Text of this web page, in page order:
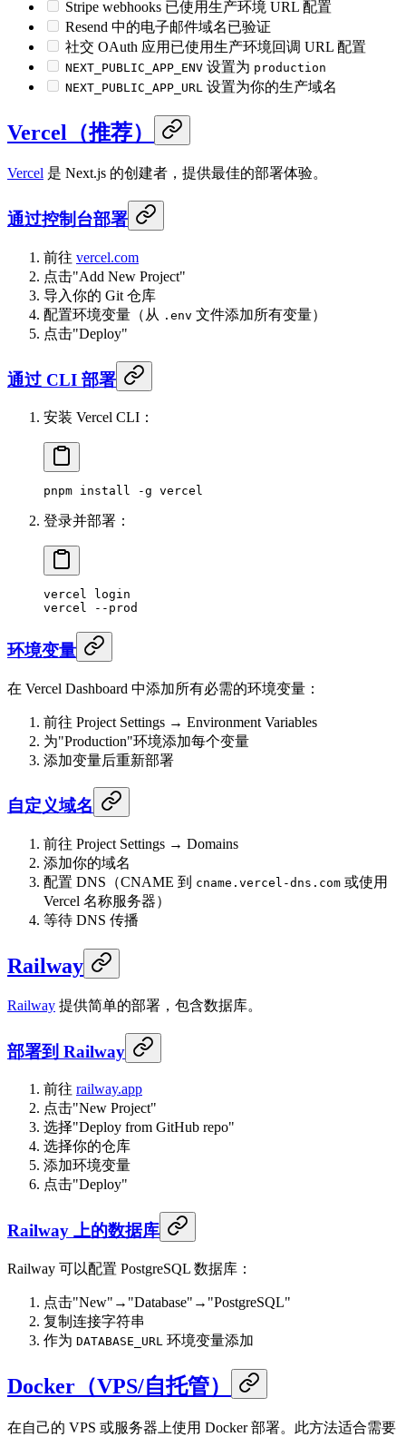
Stripe webhooks 已使用生产环境 URL 配置
Resend 中的电子邮件域名已验证
社交 OAuth 应用已使用生产环境回调 URL 配置
NEXT_PUBLIC_APP_ENV 设置为 production
NEXT_PUBLIC_APP_URL 设置为你的生产域名
Vercel（推荐）
Vercel 是 Next.js 的创建者，提供最佳的部署体验。
通过控制台部署
前往 vercel.com
点击"Add New Project"
导入你的 Git 仓库
配置环境变量（从 .env 文件添加所有变量）
点击"Deploy"
通过 CLI 部署
安装 Vercel CLI：
pnpm install -g vercel
登录并部署：
vercel login
vercel --prod
环境变量
在 Vercel Dashboard 中添加所有必需的环境变量：
前往 Project Settings → Environment Variables
为"Production"环境添加每个变量
添加变量后重新部署
自定义域名
前往 Project Settings → Domains
添加你的域名
配置 DNS（CNAME 到 cname.vercel-dns.com 或使用
Vercel 名称服务器）
等待 DNS 传播
Railway
Railway 提供简单的部署，包含数据库。
部署到 Railway
前往 railway.app
点击"New Project"
选择"Deploy from GitHub repo"
选择你的仓库
添加环境变量
点击"Deploy"
Railway 上的数据库
Railway 可以配置 PostgreSQL 数据库：
点击"New"→"Database"→"PostgreSQL"
复制连接字符串
作为 DATABASE_URL 环境变量添加
Docker（VPS/自托管）
在自己的 VPS 或服务器上使用 Docker 部署。此方法适合需要